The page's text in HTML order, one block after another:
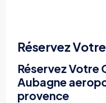
Réservez
Réservez Votre
Aubagne
provence